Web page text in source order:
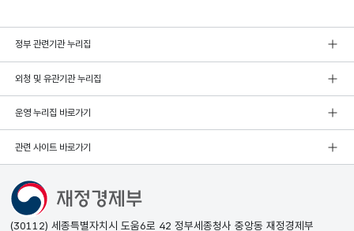
정부 관련기관 누리집
외청 및 유관기관 누리집
운영 누리집 바로가기
관련 사이트 바로가기
(30112) 세종특별자치시 도움6로 42 정부세종청사 중앙동 재정경제부